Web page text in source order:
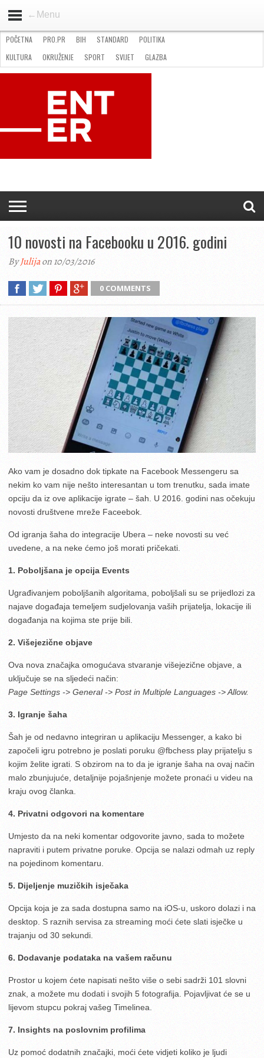
←Menu
STANDARD
GOSPODARSTVO
OKRUŽENJE
POČETNA PRO.PR BIH STANDARD
POLITIKA
KULTURA
OKRUŽENJE SPORT SVIJET
GLAZBA
NATJEČAJI
FILMING LOCATION IN BH KONTAKT
10 novosti na Facebooku u 2016. godini
ByJulijaon 10/03/2016
0 COMMENTS
Ako vam je dosadno dok tipkate na Facebook Messengeru sa
nekim ko vam nije nešto interesantan u tom trenutku, sada imate
opciju da iz ove aplikacije igrate – šah. U 2016. godini nas očekuju
novosti društvene mreže Faceebok.
Od igranja šaha do integracije Ubera – neke novosti su već
uvedene, a na neke ćemo još morati pričekati.
1. Poboljšana je opcija Events
Ugrađivanjem poboljšanih algoritama, poboljšali su se prijedlozi za
najave događaja temeljem sudjelovanja vaših prijatelja, lokacije ili
događanja na kojima ste prije bili.
2. Višejezične objave
Ova nova značajka omogućava stvaranje višejezične objave, a
uključuje se na sljedeći način:
Page Settings -> General -> Post in Multiple Languages -> Allow.
3. Igranje šaha
Šah je od nedavno integriran u aplikaciju Messenger, a kako bi
započeli igru potrebno je poslati poruku @fbchess play prijatelju s
kojim želite igrati. S obzirom na to da je igranje šaha na ovaj način
malo zbunjujuće, detaljnije pojašnjenje možete pronaći u videu na
kraju ovog članka.
4. Privatni odgovori na komentare
Umjesto da na neki komentar odgovorite javno, sada to možete
napraviti i putem privatne poruke. Opcija se nalazi odmah uz reply
na pojedinom komentaru.
5. Dijeljenje muzičkih isječaka
Opcija koja je za sada dostupna samo na iOS-u, uskoro dolazi i na
desktop. S raznih servisa za streaming moći ćete slati isječke u
trajanju od 30 sekundi.
6. Dodavanje podataka na vašem računu
Prostor u kojem ćete napisati nešto više o sebi sadrži 101 slovni
znak, a možete mu dodati i svojih 5 fotografija. Pojavljivat će se u
lijevom stupcu pokraj vašeg Timelinea.
7. Insights na poslovnim profilima
Uz pomoć dodatnih značajki, moći ćete vidjeti koliko je ljudi